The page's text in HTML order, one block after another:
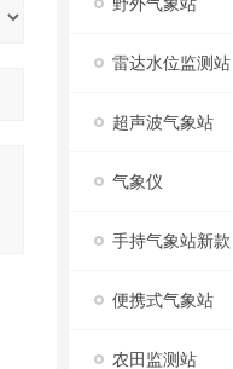
雷达水位监测站
超声波气象站
气象仪
手持气象站新款
便携式气象站
农田监测站